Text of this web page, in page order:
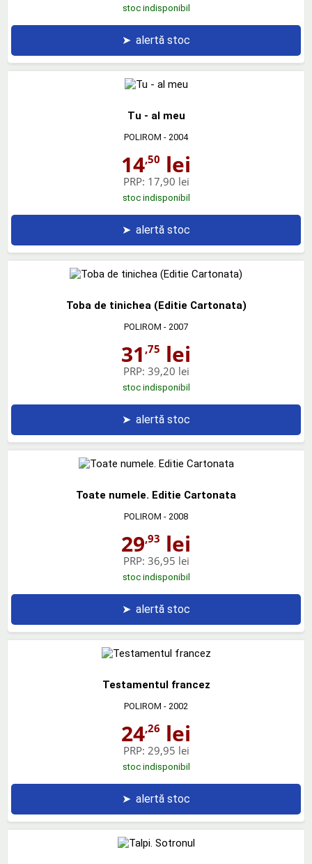
stoc indisponibil
➤ alertă stoc
Tu - al meu
POLIROM - 2004
14,50 lei
PRP: 17,90 lei
stoc indisponibil
➤ alertă stoc
Toba de tinichea (Editie Cartonata)
POLIROM - 2007
31 ,75 lei
PRP: 39,20 lei
stoc indisponibil
➤ alertă stoc
Toate numele. Editie Cartonata
POLIROM - 2008
29,93 lei
PRP: 36,95 lei
stoc indisponibil
➤ alertă stoc
Testamentul francez
POLIROM - 2002
24,26 lei
PRP: 29,95 lei
stoc indisponibil
➤ alertă stoc